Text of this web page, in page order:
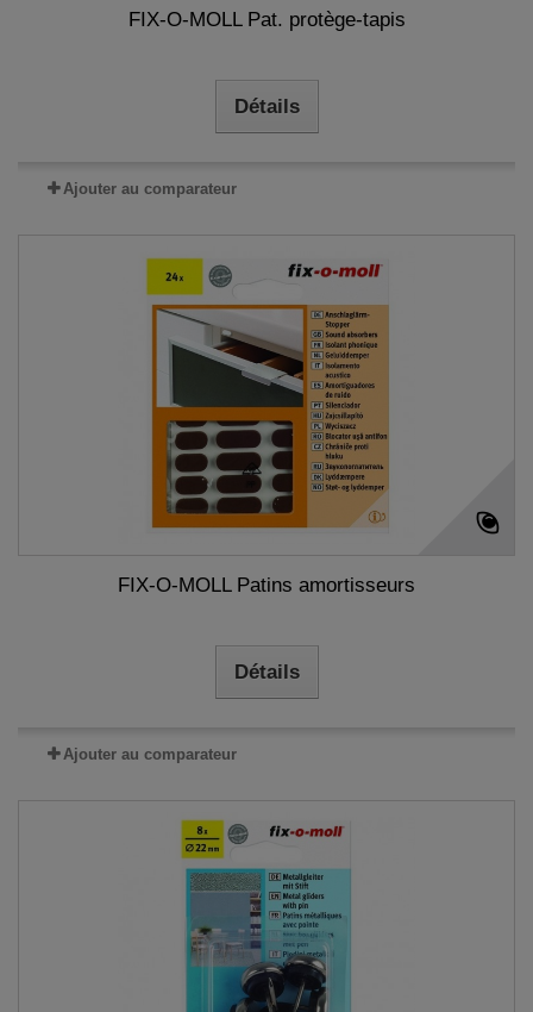
FIX-O-MOLL Pat. protège-tapis
Détails
Ajouter au comparateur
FIX-O-MOLL Patins amortisseurs
Détails
Ajouter au comparateur